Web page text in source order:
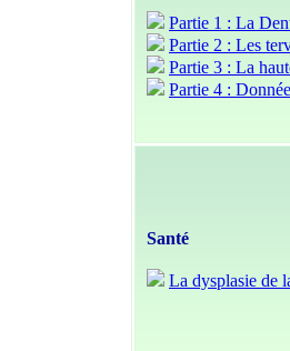
Partie 1 : La
Partie 2 : Les
Partie 3 : La
Partie 4 :
Santé
La dysplasie de